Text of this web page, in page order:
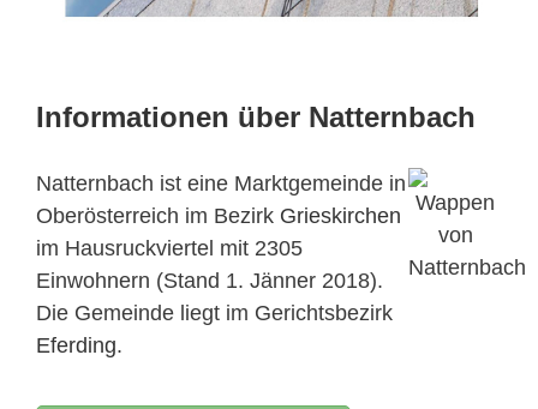
Informationen über Natternbach
Natternbach ist eine Marktgemeinde in
Oberösterreich im Bezirk Grieskirchen
im Hausruckviertel mit 2305
Einwohnern (Stand 1. Jänner 2018).
Die Gemeinde liegt im Gerichtsbezirk
Eferding.